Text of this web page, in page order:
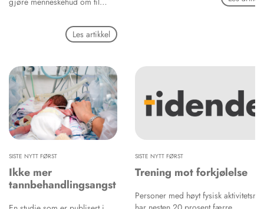
fra menneskevevet som kan bli
til såkalte pluripotente
celletyper, som brukes i
produksjonen.
Les artikkel
SISTE NYTT FØRST
Ikke mer
tannbehandlingsangst
SISTE NYTT FØRST
Trening mot forkjølelse
Personer med høyt fysisk